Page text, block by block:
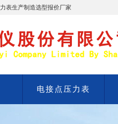
表生产制造选型报价厂家
电接点压力表